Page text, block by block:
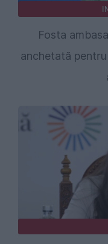
Fosta
anchetată